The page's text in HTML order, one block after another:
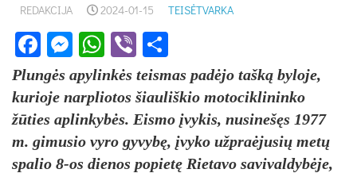
REDAKCIJA 2024-01-15 TEISĖTVARKA
Facebook
Messenger
WhatsApp
Viber
Plungės apylinkės teismas padėjo tašką byloje,
kurioje narpliotos šiauliškio motociklininko
žūties aplinkybės. Eismo įvykis, nusinešęs 1977
m. gimusio vyro gyvybę, įvyko užpraėjusių metų
spalio 8-os dienos popietę Rietavo savivaldybėje,